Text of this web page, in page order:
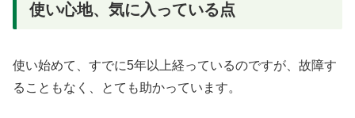
使い心地、気に入っている点
使い始めて、すでに5年以上経っているのですが、故障す
ることもなく、とても助かっています。